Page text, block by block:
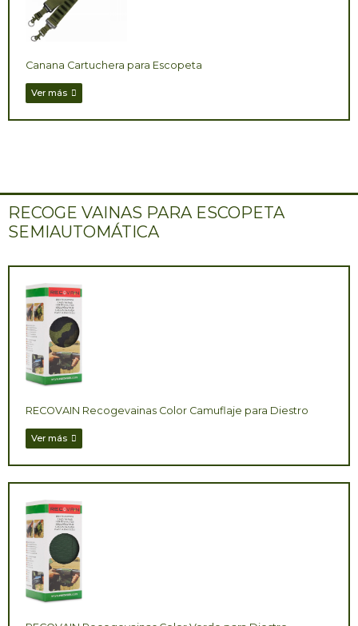
Canana Cartuchera para Escopeta
Ver más
RECOGE VAINAS PARA ESCOPETA
SEMIAUTOMÁTICA
RECOVAIN Recogevainas Color Camuflaje para Diestro
Ver más